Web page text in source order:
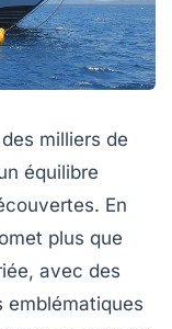
milliers de
équilibre
En
plus que
avec des
emblématiques